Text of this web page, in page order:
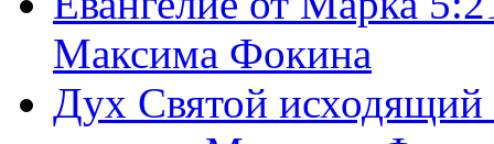
Максима Фокина
Дух Святой